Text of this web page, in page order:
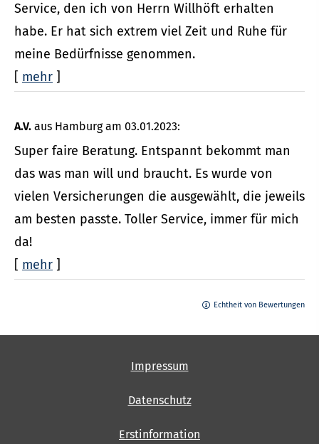
Service, den ich von Herrn Willhöft erhalten
habe. Er hat sich extrem viel Zeit und Ruhe für
meine Bedürfnisse genommen.
[ mehr ]
A.V. aus Hamburg am 03.01.2023:
Super faire Beratung. Entspannt bekommt man
das was man will und braucht. Es wurde von
vielen Versicherungen die ausgewählt, die jeweils
am besten passte. Toller Service, immer für mich
da!
[ mehr ]
Echtheit von Bewertungen
Impressum
Datenschutz
Erstinformation